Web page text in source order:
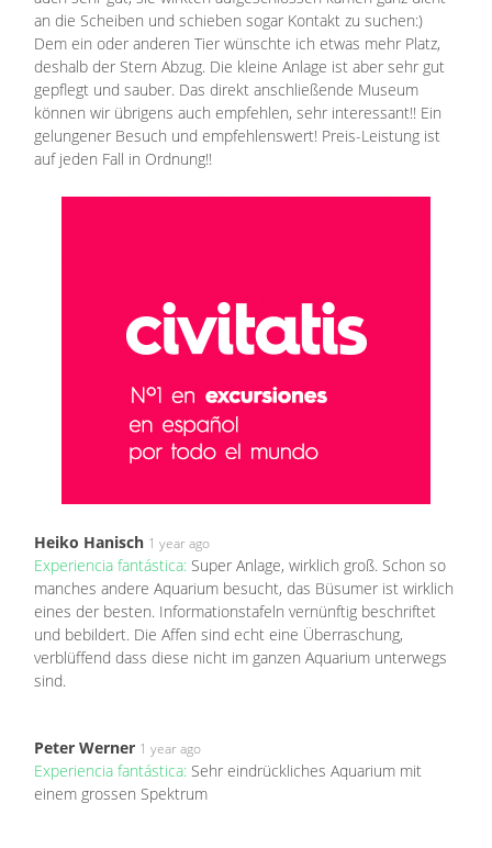
an die Scheiben und schieben sogar Kontakt zu suchen:)
Dem ein oder anderen Tier wünschte ich etwas mehr Platz,
deshalb der Stern Abzug. Die kleine Anlage ist aber sehr gut
gepflegt und sauber. Das direkt anschließende Museum
können wir übrigens auch empfehlen, sehr interessant!! Ein
gelungener Besuch und empfehlenswert! Preis-Leistung ist
auf jeden Fall in Ordnung!!
Heiko Hanisch 1 year ago
Experiencia fantástica: Super Anlage, wirklich groß. Schon so
manches andere Aquarium besucht, das Büsumer ist wirklich
eines der besten. Informationstafeln vernünftig beschriftet
und bebildert. Die Affen sind echt eine Überraschung,
verblüffend dass diese nicht im ganzen Aquarium unterwegs
sind.
Peter Werner 1 year ago
Experiencia fantástica: Sehr eindrückliches Aquarium mit
einem grossen Spektrum